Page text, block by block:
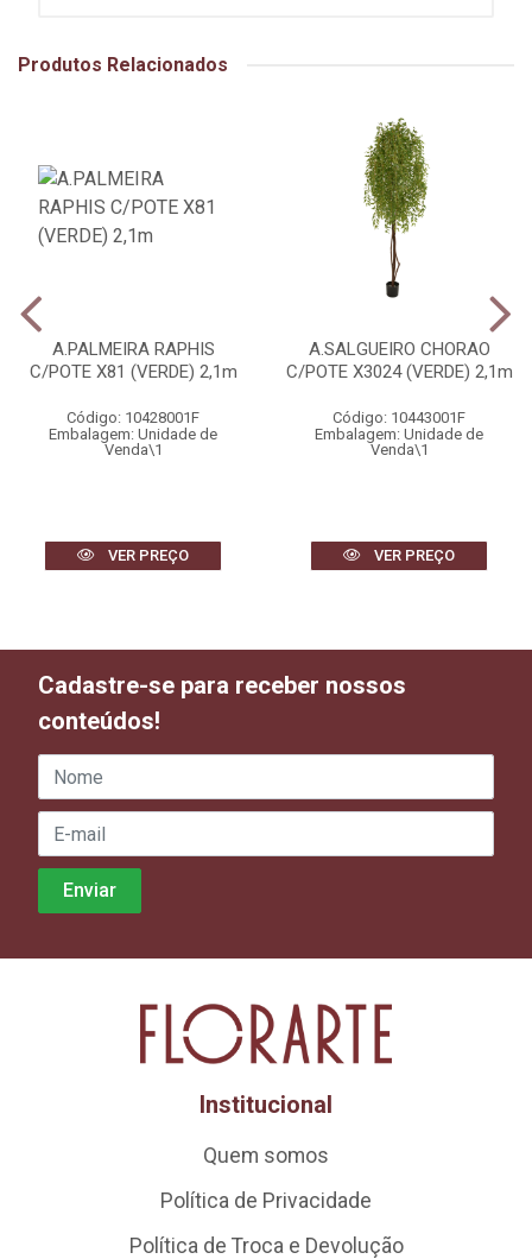
Produtos Relacionados
A.PALMEIRA RAPHIS
C/POTE X81 (VERDE) 2,1m
Código: 10428001F
Embalagem: Unidade de
Venda\1
VER PREÇO
A.SALGUEIRO CHORAO
C/POTE X3024 (VERDE) 2,1m
Código: 10443001F
Embalagem: Unidade de
Venda\1
VER PREÇO
Cadastre-se para receber nossos
conteúdos!
Institucional
Quem somos
Política de Privacidade
Política de Troca e Devolução